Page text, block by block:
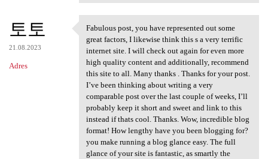
토토
21.08.2023
Adres
Fabulous post, you have
Fabulous post, you have represented out some
great factors, I likewise think this s a very terrific
internet site. I will check out again for even more
high quality content and additionally, recommend
this site to all. Many thanks . Thanks for your post.
I’ve been thinking about writing a very
comparable post over the last couple of weeks, I’ll
probably keep it short and sweet and link to this
instead if thats cool. Thanks. Wow, incredible blog
format! How lengthy have you been blogging for?
you make running a blog glance easy. The full
glance of your site is fantastic, as smartly the